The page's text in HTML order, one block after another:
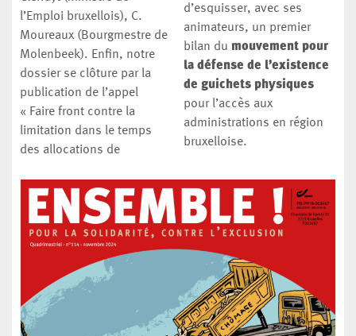
l’Emploi bruxellois), C.
Moureaux (Bourgmestre de
Molenbeek). Enfin, notre
dossier se clôture par la
publication de l’appel
« Faire front contre la
limitation dans le temps
des allocations de
d’esquisser, avec ses
animateurs, un premier
bilan du mouvement pour
la défense de l’existence
de guichets physiques
pour l’accès aux
administrations en région
bruxelloise.